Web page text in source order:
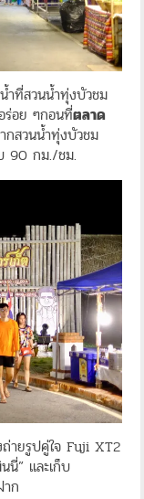
ำที่สวนน้ำทุ่งบัวชม
ร่อย ๆกอนที่ตลาด
กสวนน้ำทุ่งบัวชม
90 กม./ชม.
ายรูปคู่ใจ Fuji XT2
นี่” และเก็บ
ก